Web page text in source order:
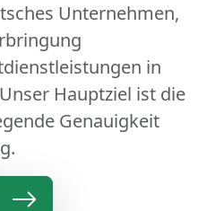
Unternehmen,
in
Hauptziel ist die
Genauigkeit